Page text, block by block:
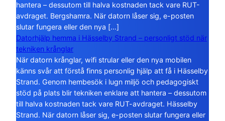
hantera – dessutom till halva kostnaden tack vare RUT-
avdraget. Bergshamra. När datorn låser sig, e-posten
slutar fungera eller den nya […]
Datorhjälp hemma i Hässelby Strand – personligt stöd när
tekniken krånglar
När datorn krånglar, wifi strular eller den nya mobilen
känns svår att förstå finns personlig hjälp att få i Hässelby
Strand. Genom hembesök i lugn miljö och pedagogiskt
stöd på plats blir tekniken enklare att hantera – dessutom
till halva kostnaden tack vare RUT-avdraget. Hässelby
Strand. När datorn låser sig, e-posten slutar fungera eller